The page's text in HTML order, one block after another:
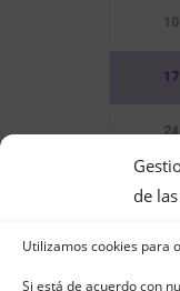
de
Utilizamos cookies para
Si está de acuerdo con
10
17
24
Sin